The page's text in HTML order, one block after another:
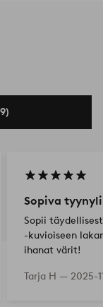
Sopiva
Sopii
-kuvioiseen
ihanat värit!
Tarja H — 2025-